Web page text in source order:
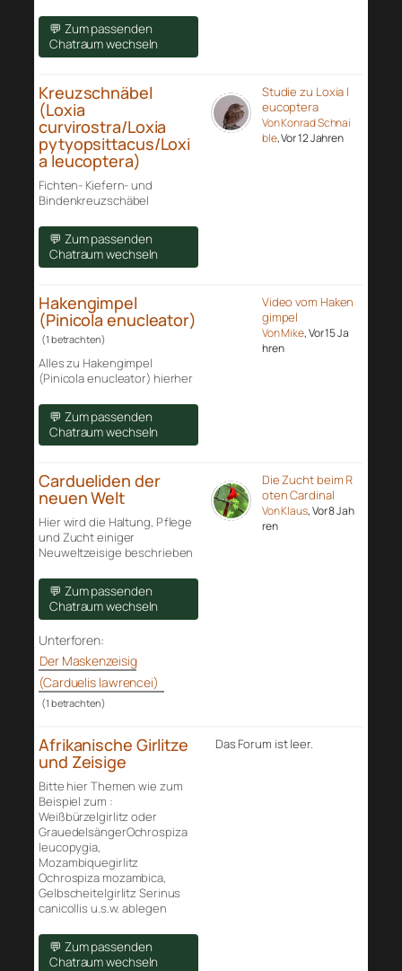
💬 Zum passenden
Chatraum wechseln
Kreuzschnäbel
(Loxia
curvirostra/Loxia
pytyopsittacus/Loxi
a leucoptera)
Fichten- Kiefern- und
Bindenkreuzschäbel
💬 Zum passenden
Chatraum wechseln
Studie zu Loxia l
eucoptera
Von Konrad Schnai
ble, Vor 12 Jahren
Hakengimpel
(Pinicola enucleator)
(1 betrachten)
Alles zu Hakengimpel
(Pinicola enucleator) hierher
💬 Zum passenden
Chatraum wechseln
Video vom Haken
gimpel
Von Mike, Vor 15 Ja
hren
Cardueliden der
neuen Welt
Hier wird die Haltung, Pflege
und Zucht einiger
Neuweltzeisige beschrieben
💬 Zum passenden
Chatraum wechseln
Unterforen:
Der Maskenzeisig
(Carduelis lawrencei)
(1 betrachten)
Die Zucht beim R
oten Cardinal
Von Klaus, Vor 8 Jah
ren
Afrikanische Girlitze
und Zeisige
Bitte hier Themen wie zum
Beispiel zum :
Weißbürzelgirlitz oder
GrauedelsängerOchrospiza
leucopygia,
Mozambiquegirlitz
Ochrospiza mozambica,
Gelbscheitelgirlitz Serinus
canicollis u.s.w. ablegen
💬 Zum passenden
Chatraum wechseln
Das Forum ist leer.